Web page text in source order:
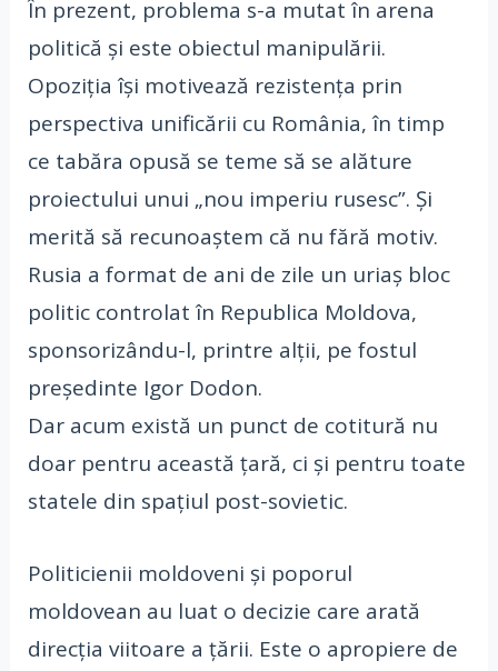
În prezent, problema s-a mutat în arena
politică și este obiectul manipulării.
Opoziția își motivează rezistența prin
perspectiva unificării cu România, în timp
ce tabăra opusă se teme să se alăture
proiectului unui „nou imperiu rusesc”. Și
merită să recunoaștem că nu fără motiv.
Rusia a format de ani de zile un uriaș bloc
politic controlat în Republica Moldova,
sponsorizându-l, printre alții, pe fostul
președinte Igor Dodon.
Dar acum există un punct de cotitură nu
doar pentru această țară, ci și pentru toate
statele din spațiul post-sovietic.
Politicienii moldoveni și poporul
moldovean au luat o decizie care arată
direcția viitoare a țării. Este o apropiere de